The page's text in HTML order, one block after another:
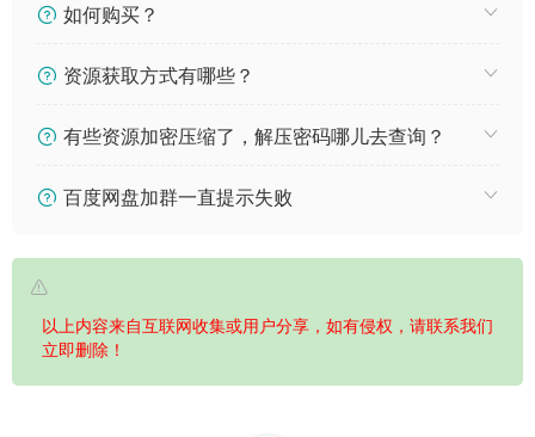
如何购买？
资源获取方式有哪些？
有些资源加密压缩了，解压密码哪儿去查询？
百度网盘加群一直提示失败
以上内容来自互联网收集或用户分享，如有侵权，请联系我们
立即删除！